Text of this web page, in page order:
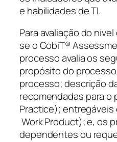
e habilidades de TI.
Para avaliação do
se oCobiT®
processo avalia os
propósito do
processo; descrição
recomendadas para o
Practice); entregáveis
Work Product); e, os
dependentes ou